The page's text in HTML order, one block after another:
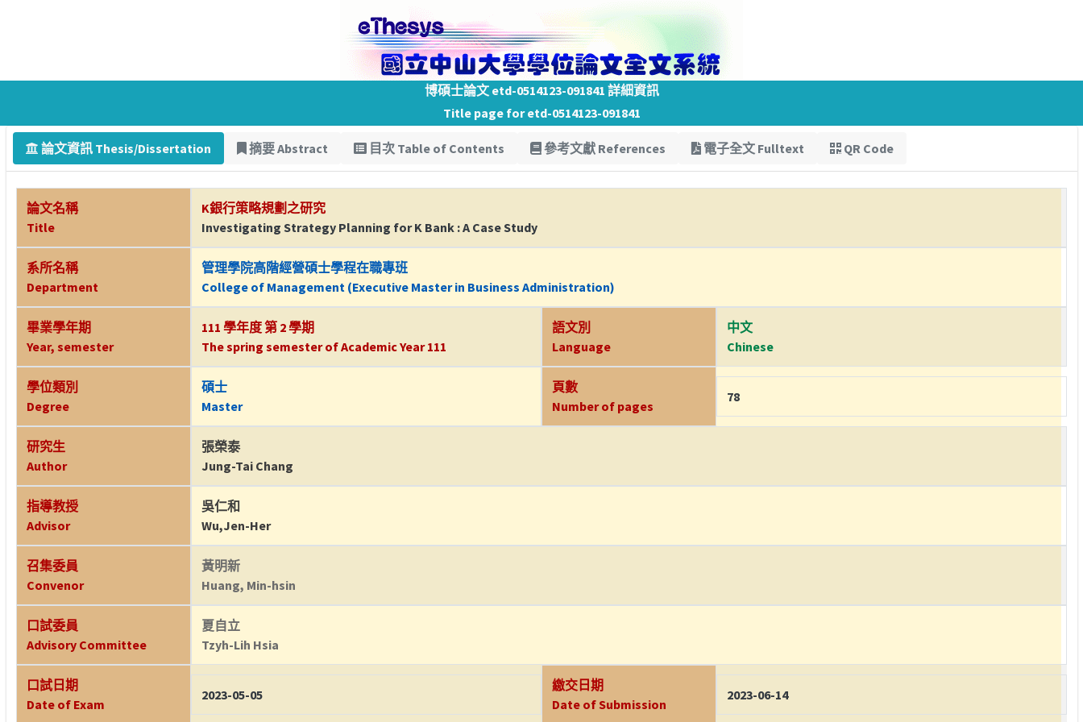
博碩士論文 etd-0514123-091841 詳細資訊
Title page for etd-0514123-091841
論文資訊 Thesis/Dissertation 摘要 Abstract 目次 Table of Contents 參考文獻 References 電子全文 Fulltext QR Code
論文名稱
Title
K銀行策略規劃之研究
Investigating Strategy Planning for K Bank : A Case Study
系所名稱
Department
管理學院高階經營碩士學程在職專班
College of Management (Executive Master in Business Administration)
畢業學年期
Year, semester
111 學年度 第 2 學期
The spring semester of Academic Year 111
語文別
Language
中文
Chinese
學位類別
Degree
碩士
Master
頁數
Number of pages
78
研究生
Author
張榮泰
Jung-Tai Chang
指導教授
Advisor
吳仁和
Wu,Jen-Her
召集委員
Convenor
黃明新
Huang, Min-hsin
口試委員
Advisory Committee
夏自立
Tzyh-Lih Hsia
口試日期
Date of Exam
2023-05-05
繳交日期
Date of Submission
2023-06-14